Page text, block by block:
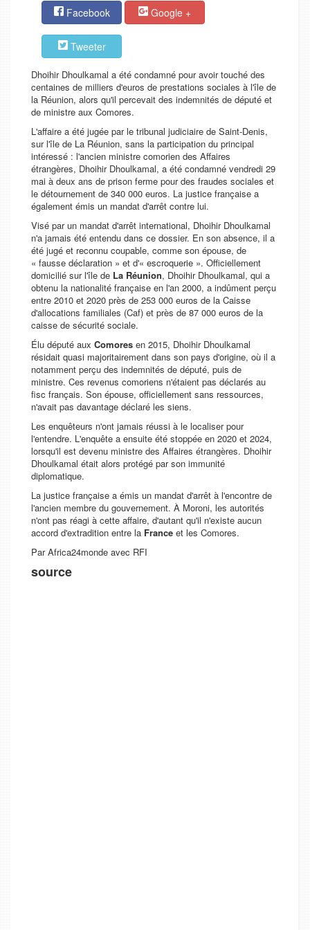
Facebook Google +
Tweeter
Dhoihir Dhoulkamal a été condamné pour avoir touché des
centaines de milliers d'euros de prestations sociales à l'île de
la Réunion, alors qu'il percevait des indemnités de député et
de ministre aux Comores.
L'affaire a été jugée par le tribunal judiciaire de Saint-Denis,
sur l'île de La Réunion, sans la participation du principal
intéressé : l'ancien ministre comorien des Affaires
étrangères, Dhoihir Dhoulkamal, a été condamné vendredi 29
mai à deux ans de prison ferme pour des fraudes sociales et
le détournement de 340 000 euros. La justice française a
également émis un mandat d'arrêt contre lui.
Visé par un mandat d'arrêt international, Dhoihir Dhoulkamal
n'a jamais été entendu dans ce dossier. En son absence, il a
été jugé et reconnu coupable, comme son épouse, de
« fausse déclaration » et d'« escroquerie ». Officiellement
domicilié sur l'île de La Réunion, Dhoihir Dhoulkamal, qui a
obtenu la nationalité française en l'an 2000, a indûment perçu
entre 2010 et 2020 près de 253 000 euros de la Caisse
d'allocations familiales (Caf) et près de 87 000 euros de la
caisse de sécurité sociale.
Élu député aux Comores en 2015, Dhoihir Dhoulkamal
résidait quasi majoritairement dans son pays d'origine, où il a
notamment perçu des indemnités de député, puis de
ministre. Ces revenus comoriens n'étaient pas déclarés au
fisc français. Son épouse, officiellement sans ressources,
n'avait pas davantage déclaré les siens.
Les enquêteurs n'ont jamais réussi à le localiser pour
l'entendre. L'enquête a ensuite été stoppée en 2020 et 2024,
lorsqu'il est devenu ministre des Affaires étrangères. Dhoihir
Dhoulkamal était alors protégé par son immunité
diplomatique.
La justice française a émis un mandat d'arrêt à l'encontre de
l'ancien membre du gouvernement. À Moroni, les autorités
n'ont pas réagi à cette affaire, d'autant qu'il n'existe aucun
accord d'extradition entre la France et les Comores.
Par Africa24monde avec RFI
source